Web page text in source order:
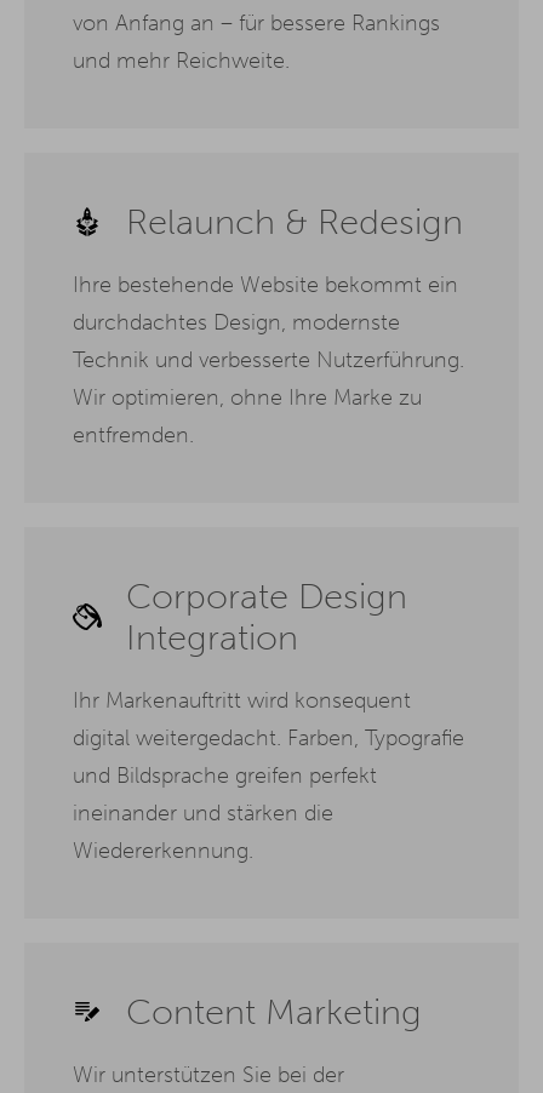
von Anfang an – für bessere Rankings
und mehr Reichweite.
Relaunch & Redesign
Ihre bestehende Website bekommt ein
durchdachtes Design, modernste
Technik und verbesserte Nutzerführung.
Wir optimieren, ohne Ihre Marke zu
entfremden.
Corporate Design
Integration
Ihr Markenauftritt wird konsequent
digital weitergedacht. Farben, Typografie
und Bildsprache greifen perfekt
ineinander und stärken die
Wiedererkennung.
Content Marketing
Wir unterstützen Sie bei der